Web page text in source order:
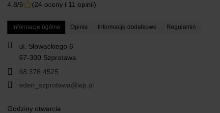
4.8/5 (24 oceny i 11 opinii)
Informacje ogólne Opinie Informacje dodatkowe Regulamin
ul. Słowackiego 6
67-300 Szprotawa
68 376 4525
eden_szprotawa@wp.pl
Godziny otwarcia